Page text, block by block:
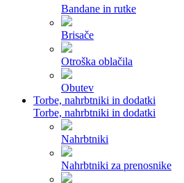
Bandane in rutke
Brisače
Otroška oblačila
Obutev
Torbe, nahrbtniki in dodatki
Torbe, nahrbtniki in dodatki
Nahrbtniki
Nahrbtniki za prenosnike